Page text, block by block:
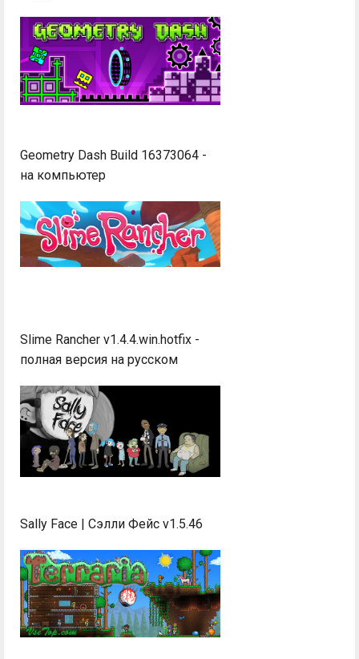
Geometry Dash Build 16373064 -
на компьютер
Slime Rancher v1.4.4.win.hotfix -
полная версия на русском
Sally Face | Сэлли Фейс v1.5.46